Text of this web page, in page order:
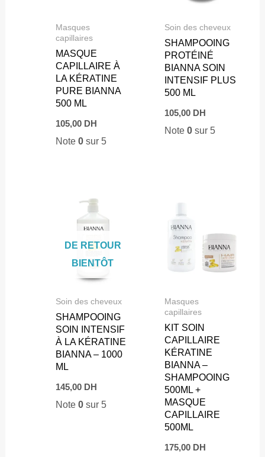
Masques
capillaires
MASQUE
CAPILLAIRE À
LA KÉRATINE
PURE BIANNA
500 ML
105,00 DH
Note0 sur 5
Soin des cheveux
SHAMPOOING
PROTÉINÉ
BIANNA SOIN
INTENSIF PLUS
500 ML
105,00 DH
Note0 sur 5
DE RETOUR
BIENTÔT
Soin des cheveux
SHAMPOOING
SOIN INTENSIF
À LA KÉRATINE
BIANNA – 1000
ML
145,00 DH
Note0 sur 5
Masques
capillaires
KIT SOIN
CAPILLAIRE
KÉRATINE
BIANNA –
SHAMPOOING
500ML +
MASQUE
CAPILLAIRE
500ML
175,00 DH